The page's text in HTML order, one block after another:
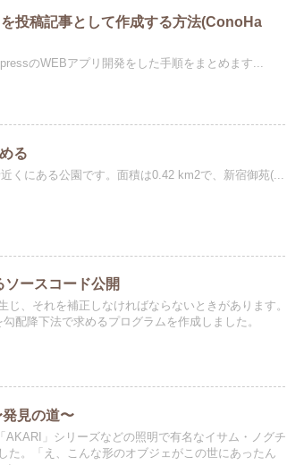
投稿記事として作成する方法(ConoHa
のWEBアプリ開発をした手順をまとめます...
る
くにある公園です。面積は0.42 km2で、新宿御苑(...
ースコード公開
、それを補正しなければならないときがあります。
配降下法で求めるプログラムを作成しました。
見の道〜
AKARI」シリーズなどの照明で有名なイサム・ノグチ
た。「え、こんな形のオブジェがこの世にあったん